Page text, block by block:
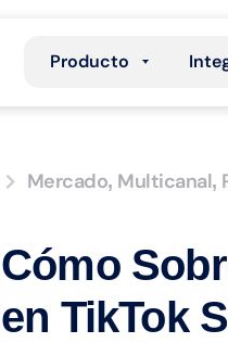
Producto
Mercado, Multicanal,
Cómo
en TikTok